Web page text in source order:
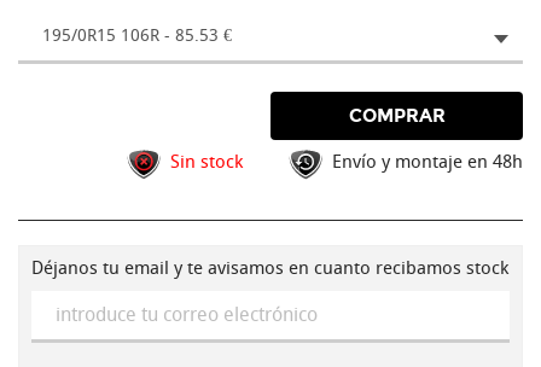
195/0R15 106R - 85.53 €
COMPRAR
Sin stock Envío y montaje en 48h
Déjanos tu email y te avisamos en cuanto recibamos stock